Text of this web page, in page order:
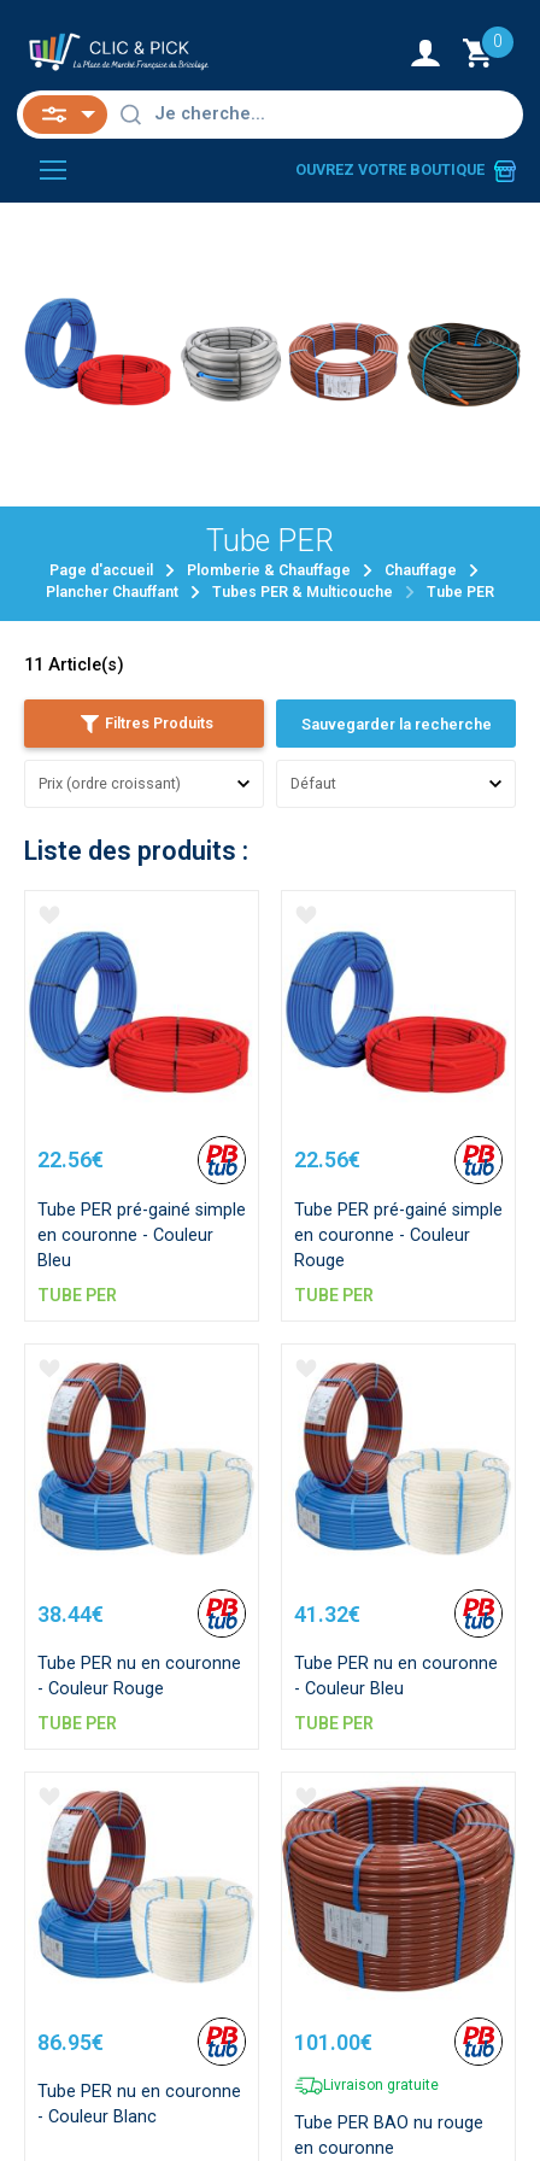
0
OUVREZ VOTRE BOUTIQUE
Tube PER
Page d'accueil Plomberie & Chauffage
Chauffage
Plancher Chauffant
Tubes PER & Multicouche Tube PER
11 Article(s)
Filtres Produits Sauvegarder la recherche
Liste des produits :
22.56€
Tube PER pré-gainé simple
en couronne - Couleur
Bleu
TUBE PER
22.56€
Tube PER pré-gainé simple
en couronne - Couleur
Rouge
TUBE PER
38.44€
Tube PER nu en couronne
- Couleur Rouge
TUBE PER
41.32€
Tube PER nu en couronne
- Couleur Bleu
TUBE PER
86.95€
Tube PER nu en couronne
- Couleur Blanc
101.00€
Livraison gratuite
Tube PER BAO nu rouge
en couronne